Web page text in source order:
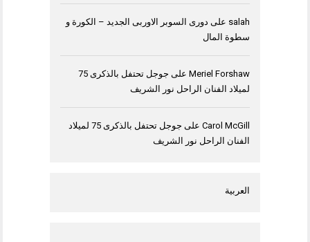
salah على دورى السوبر الاوربى الجديد – الكورة و
سطوة المال
Meriel Forshaw على
جوجل تحتفل بالذكرى 75
لميلاد الفنان الراحل نور الشريف
Carol McGill على
جوجل تحتفل بالذكرى 75 لميلاد
الفنان الراحل نور الشريف
العربية